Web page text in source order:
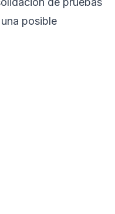
posible